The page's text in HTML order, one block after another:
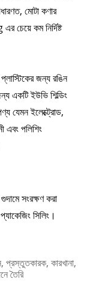
মোটা কণার
কম নির্দিষ্ট
জন্য রঙিন
একটি ইউভি শিল্ডিং
যেমন ইলেক্ট্রোড,
এবং পলিশিং
সংরক্ষণ করা
সিলিং।
প্রস্তুতকারক, কারখানা,
তৈরি